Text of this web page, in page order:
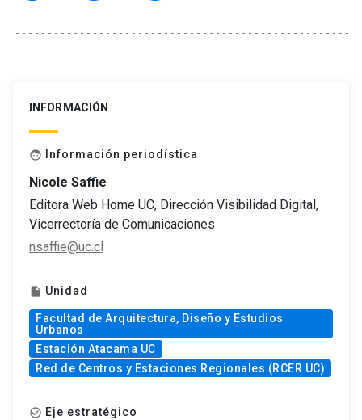
INFORMACIÓN
face Información periodística
Nicole Saffie
Editora Web Home UC, Dirección Visibilidad Digital,
Vicerrectoría de Comunicaciones
nsaffie@uc.cl
insert_drive_file Unidad
Facultad de Arquitectura, Diseño y Estudios
Urbanos
Estación Atacama UC
Red de Centros y Estaciones Regionales (RCER UC)
check_circle_outline Eje estratégico